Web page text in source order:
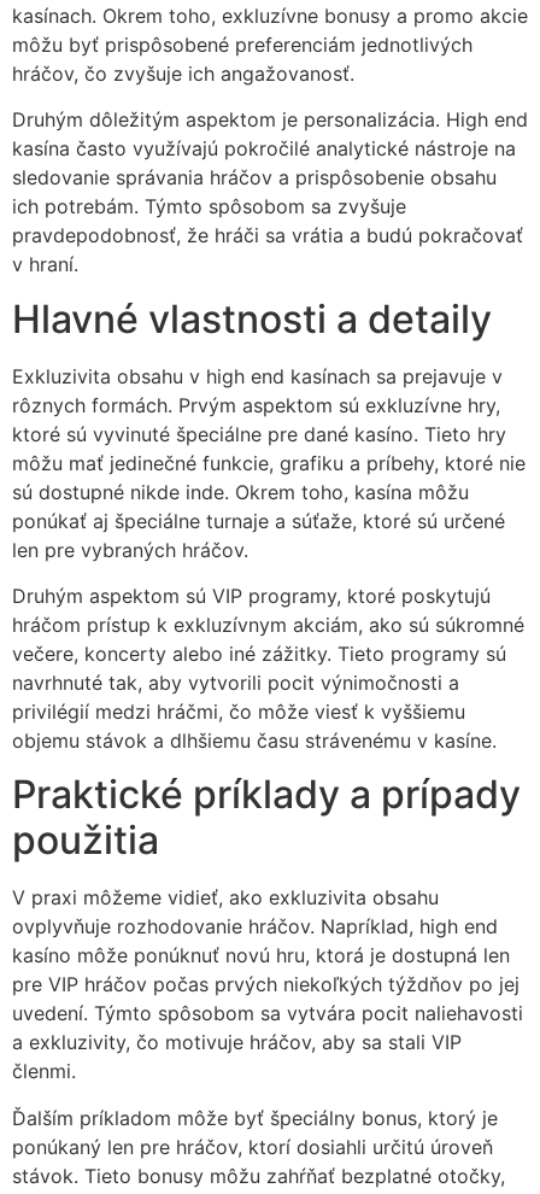
kasínach. Okrem toho, exkluzívne bonusy a promo akcie
môžu byť prispôsobené preferenciám jednotlivých
hráčov, čo zvyšuje ich angažovanosť.
Druhým dôležitým aspektom je personalizácia. High end
kasína často využívajú pokročilé analytické nástroje na
sledovanie správania hráčov a prispôsobenie obsahu
ich potrebám. Týmto spôsobom sa zvyšuje
pravdepodobnosť, že hráči sa vrátia a budú pokračovať
v hraní.
Hlavné vlastnosti a detaily
Exkluzivita obsahu v high end kasínach sa prejavuje v
rôznych formách. Prvým aspektom sú exkluzívne hry,
ktoré sú vyvinuté špeciálne pre dané kasíno. Tieto hry
môžu mať jedinečné funkcie, grafiku a príbehy, ktoré nie
sú dostupné nikde inde. Okrem toho, kasína môžu
ponúkať aj špeciálne turnaje a súťaže, ktoré sú určené
len pre vybraných hráčov.
Druhým aspektom sú VIP programy, ktoré poskytujú
hráčom prístup k exkluzívnym akciám, ako sú súkromné
večere, koncerty alebo iné zážitky. Tieto programy sú
navrhnuté tak, aby vytvorili pocit výnimočnosti a
privilégií medzi hráčmi, čo môže viesť k vyššiemu
objemu stávok a dlhšiemu času strávenému v kasíne.
Praktické príklady a prípady
použitia
V praxi môžeme vidieť, ako exkluzivita obsahu
ovplyvňuje rozhodovanie hráčov. Napríklad, high end
kasíno môže ponúknuť novú hru, ktorá je dostupná len
pre VIP hráčov počas prvých niekoľkých týždňov po jej
uvedení. Týmto spôsobom sa vytvára pocit naliehavosti
a exkluzivity, čo motivuje hráčov, aby sa stali VIP
členmi.
Ďalším príkladom môže byť špeciálny bonus, ktorý je
ponúkaný len pre hráčov, ktorí dosiahli určitú úroveň
stávok. Tieto bonusy môžu zahŕňať bezplatné otočky,